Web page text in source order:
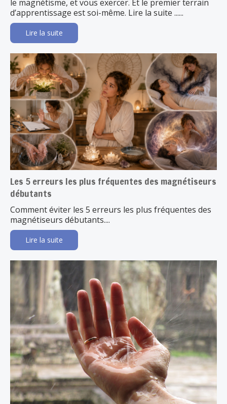
le magnétisme, et vous exercer. Et le premier terrain
d’apprentissage est soi-même. Lire la suite ......
Lire la suite
Les 5 erreurs les plus fréquentes des magnétiseurs
débutants
Comment éviter les 5 erreurs les plus fréquentes des
magnétiseurs débutants....
Lire la suite